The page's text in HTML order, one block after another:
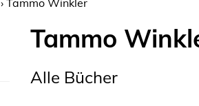
› Tammo Winkler
Tammo
Alle Bücher